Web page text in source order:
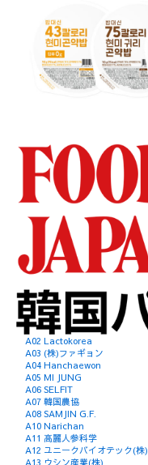
A02 Lactokorea
A03 (株)ファギョン
A04 Hanchaewon
A05 MI JUNG
A06 SELFIT
A07 韓国農協
A08 SAMJIN G.F.
A10 Narichan
A11 高麗人参科学
A12 ユニークバイオテック(株)
A13 ウシン産業(株)